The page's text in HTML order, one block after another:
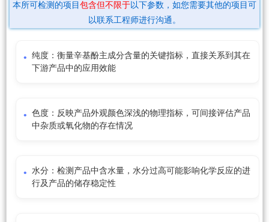
本所可检测的项目 包含但不限于以下参数，如您需要其他的项目可
以联系工程师进行沟通。
纯度：衡量辛基酚主成分含量的关键指标，直接关系到其在
下游产品中的应用效能
色度：反映产品外观颜色深浅的物理指标，可间接评估产品
中杂质或氧化物的存在情况
水分：检测产品中含水量，水分过高可能影响化学反应的进
行及产品的储存稳定性